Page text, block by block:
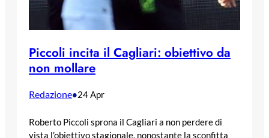
Piccoli incita il Cagliari: obiettivo da
non mollare
Redazione•24 Apr
Roberto Piccoli sprona il Cagliari a non perdere di
vista l’obiettivo stagionale, nonostante la sconfitta